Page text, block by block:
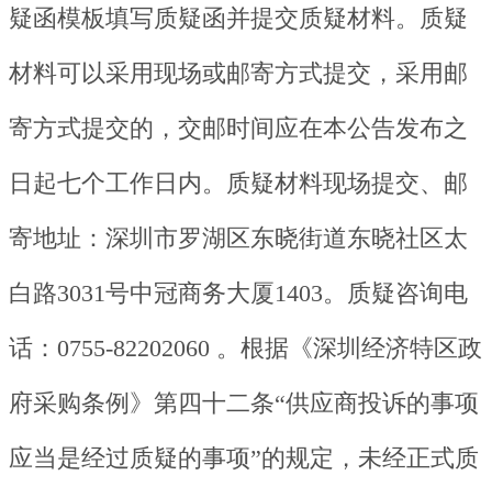
疑函模板填写质疑函并提交质疑材料。质疑
材料可以采用现场或邮寄方式提交，采用邮
寄方式提交的，交邮时间应在本公告发布之
日起七个工作日内。质疑材料现场提交、邮
寄地址：深圳市罗湖区东晓街道东晓社区太
白路3031号中冠商务大厦1403。质疑咨询电
话：0755-82202060 。根据《深圳经济特区政
府采购条例》第四十二条“供应商投诉的事项
应当是经过质疑的事项”的规定，未经正式质